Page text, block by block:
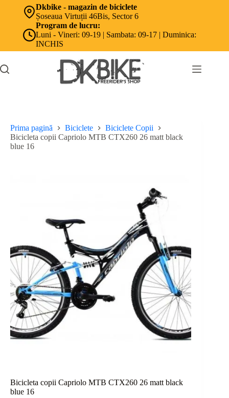
Dkbike - magazin de biciclete
Șoseaua Virtuții 46Bis, Sector 6
Program de lucru:
Luni - Vineri: 09-19 | Sambata: 09-17 | Duminica:
INCHIS
Prima pagină Biciclete
Biciclete Copii
Bicicleta copii Capriolo MTB CTX260 26 matt black
blue 16
Bicicleta copii Capriolo MTB CTX260 26 matt black
blue 16